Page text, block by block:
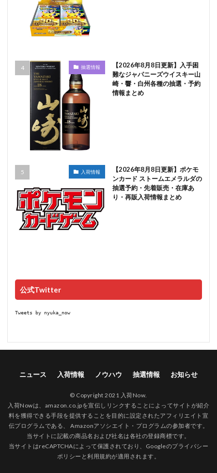
抽選情報
【2026年8月8日更新】入手困
難なジャパニーズウイスキー山
崎・響・白州各種の抽選・予約
情報まとめ
入荷情報
【2026年8月8日更新】ポケモ
ンカード ストームエメラルダの
抽選予約・先着販売・在庫あ
り・再販入荷情報まとめ
公式Twitter
Tweets by nyuka_now
ニュース 入荷情報 ノウハウ 抽選情報 お知らせ
© Copyright 2021 入荷Now.
入荷Nowは、amazon.co.jpを宣伝しリンクすることによってサイトが紹介
料を獲得できる手段を提供することを目的に設定されたアフィリエイト宣
伝プログラムである、 Amazonアソシエイト・プログラムの参加者です。
当サイトに記載の商品名および社名は各社の登録商標です。
当サイトはreCAPTCHAによって保護されており、Googleのプライバシー
ポリシー と利用規約が適用されます。